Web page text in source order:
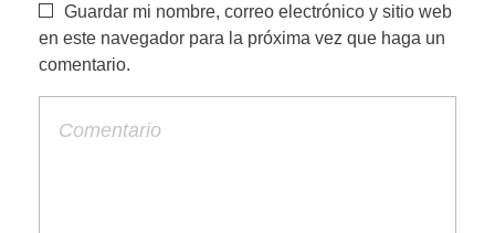
Guardar mi nombre, correo electrónico y sitio web
en este navegador para la próxima vez que haga un
comentario.